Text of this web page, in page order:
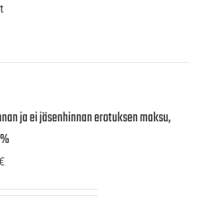
ja ei jäsenhinnan erotuksen maksu,